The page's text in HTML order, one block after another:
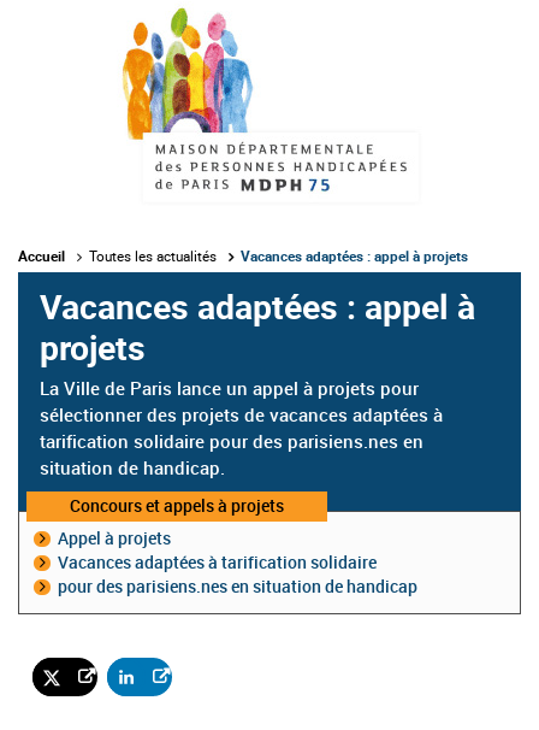
Accueil Toutes les actualités Vacances adaptées : appel à projets
Vacances adaptées : appel à
projets
La Ville de Paris lance un appel à projets pour
sélectionner des projets de vacances adaptées à
tarification solidaire pour des parisiens.nes en
situation de handicap.
Catégorie
:
Concours et appels à projets
Appel à projets
Vacances adaptées à tarification solidaire
pour des parisiens.nes en situation de handicap